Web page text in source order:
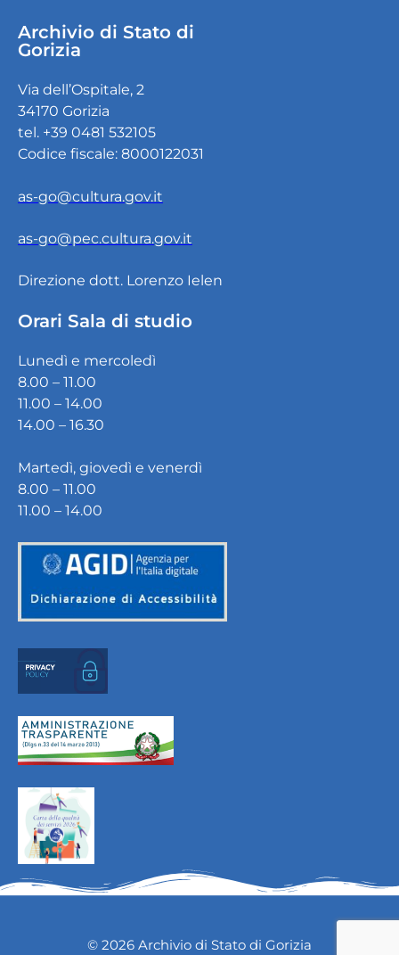
Archivio di Stato di
Gorizia
Via dell’Ospitale, 2
34170 Gorizia
tel. +39 0481 532105
Codice fiscale: 8000122031
as-go@cultura.gov.it
as-go@pec.cultura.gov.it
Direzione dott. Lorenzo Ielen
Orari Sala di studio
Lunedì e mercoledì
8.00 – 11.00
11.00 – 14.00
14.00 – 16.30
Martedì, giovedì e venerdì
8.00 – 11.00
11.00 – 14.00
© 2026 Archivio di Stato di Gorizia